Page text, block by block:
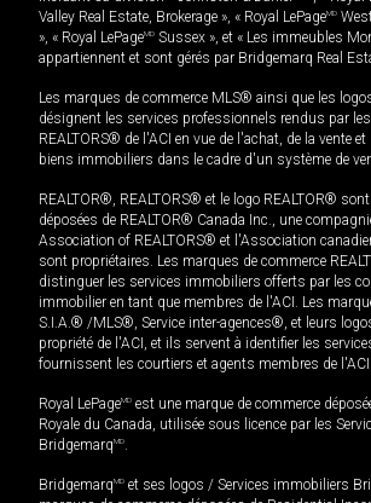
Valley Real Estate, Brokerage », « Royal LePageMD
», « Royal LePageMD Sussex », et « Les immeubles
appartiennent et sont gérés par Bridgemarq Real
Les marques de commerce MLS® ainsi que les
désignent les services professionnels rendus par
REALTORS® de l'ACI en vue de l'achat, de la vente
biens immobiliers dans le cadre d'un système de
REALTOR®, REALTORS® et le logo REALTOR®
déposées de REALTOR® Canada Inc., une
Association of REALTORS® et l'Association
sont propriétaires. Les marques de commerce
distinguer les services immobiliers offerts par les
immobilier en tant que membres de l'ACI. Les
S.I.A.® /MLS®, Service inter-agences®, et leurs
propriété de l'ACI, et ils servent à identifier les
fournissent les courtiers et agents membres de l'ACI.
Royal LePageMD est une marque de commerce
Royale du Canada, utilisée sous licence par les
BridgemarqMD.
BridgemarqMD et ses logos / Services immobiliers